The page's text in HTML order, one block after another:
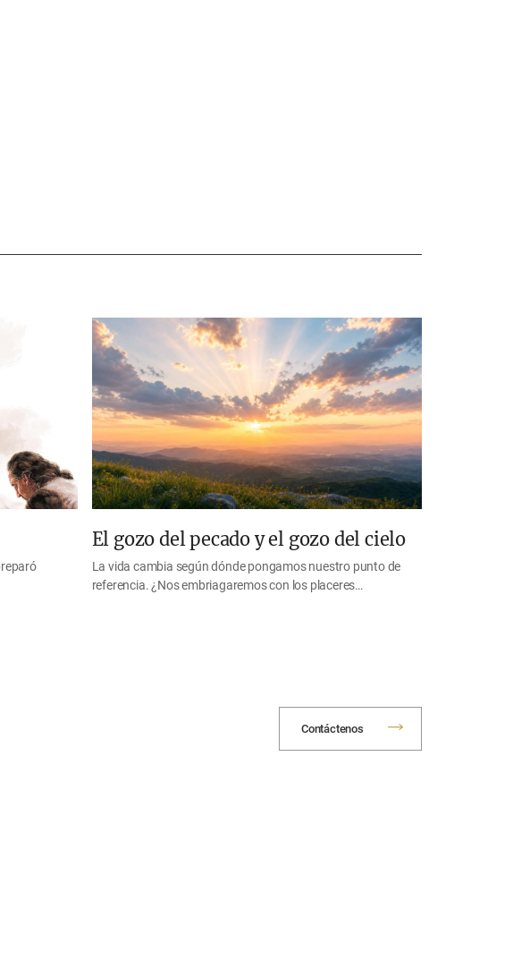
El gozo del pecado y el gozo del cielo
La vida cambia según dónde pongamos nuestro punto de
referencia. ¿Nos embriagaremos con los placeres…
Contáctenos